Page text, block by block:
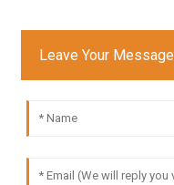
Leave Your Message